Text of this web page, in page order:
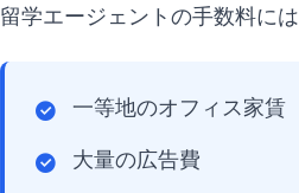
留学エージェントの手数料には
一等地のオフィス家賃
大量の広告費